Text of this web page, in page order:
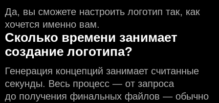
Да, вы сможете настроить логотип так, как
хочется именно вам.
Сколько времени занимает
создание логотипа?
Генерация концепций занимает считанные
секунды. Весь процесс — от запроса
до получения финальных файлов — обычно